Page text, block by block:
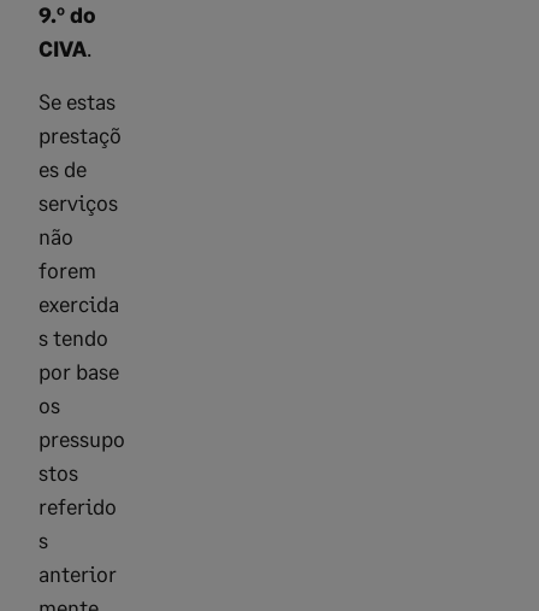
9.º do
CIVA.
Se estas
prestaçõ
es de
serviços
não
forem
exercida
s tendo
por base
os
pressupo
stos
referido
s
anterior